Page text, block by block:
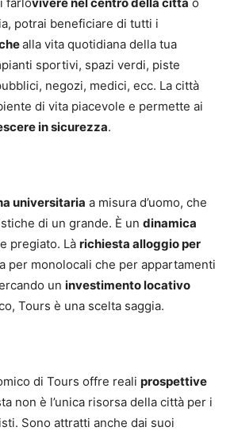
potrai beneficiare di tutti i
alla vita quotidiana della tua
sportivi, spazi verdi, piste
negozi, medici, ecc. La città
di vita piacevole e permette ai
in sicurezza.
universitaria a misura d’uomo, che
di un grande. È un dinamica
e pregiato. Là richiesta alloggio per
per monolocali che per appartamenti
un investimento locativo
Tours è una scelta saggia.
di Tours offre reali prospettive
non è l’unica risorsa della città per i
Sono attratti anche dai suoi